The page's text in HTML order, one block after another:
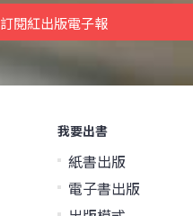
訂閱紅出版電子報
我要出書
紙書出版
電子書出版